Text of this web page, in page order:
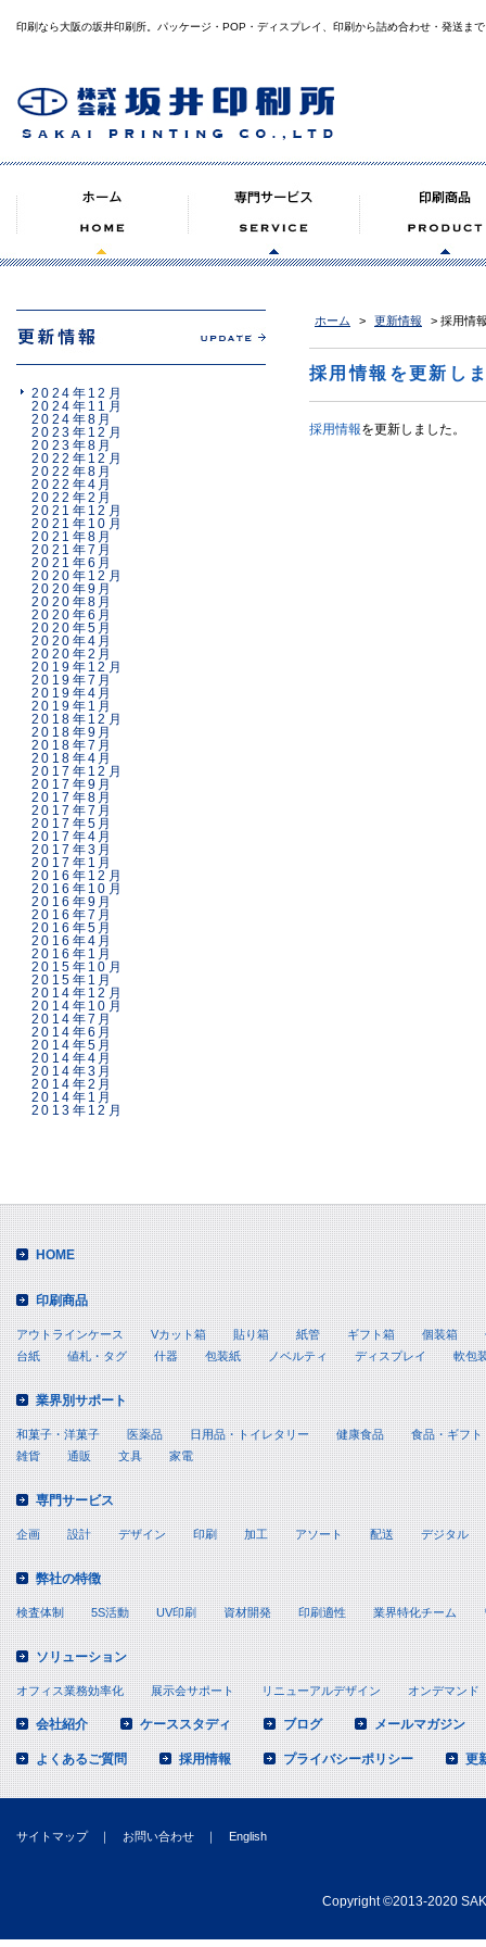
印刷なら大阪の坂井印刷所。パッケージ・POP・ディスプレイ、印刷から詰め合わせ・発送ま
2024年12月
2024年11月
2024年8月
2023年12月
2023年8月
2022年12月
2022年8月
2022年4月
2022年2月
2021年12月
2021年10月
2021年8月
2021年7月
2021年6月
2020年12月
2020年9月
2020年8月
2020年6月
2020年5月
2020年4月
2020年2月
2019年12月
2019年7月
2019年4月
2019年1月
2018年12月
2018年9月
2018年7月
2018年4月
2017年12月
2017年9月
2017年8月
2017年7月
2017年5月
2017年4月
2017年3月
2017年1月
2016年12月
2016年10月
2016年9月
2016年7月
2016年5月
2016年4月
2016年1月
2015年10月
2015年1月
2014年12月
2014年10月
2014年7月
2014年6月
2014年5月
2014年4月
2014年3月
2014年2月
2014年1月
2013年12月
ホーム > 更新情報 > 採用情
採用情報を更新し
採用情報を更新しました。
HOME
印刷商品
アウトラインケース Vカット箱 貼り箱 紙管 ギフト箱 個装箱
台紙
値札・タグ 什器 包装紙 ノベルティ ディスプレイ 軟包
業界別サポート
和菓子・洋菓子 医薬品 日用品・トイレタリー 健康食品
食品・ギフト
雑貨
通販 文具 家電
専門サービス
企画 設計 デザイン 印刷 加工 アソート 配送 デジタル
弊社の特徴
検査体制 5S活動 UV印刷 資材開発 印刷適性 業界特化チーム
ソリューション
オフィス業務効率化 展示会サポート リニューアルデザイン オンデマンド
会社紹介 ケーススタディ ブログ メールマガジン
よくあるご質問 採用情報 プライバシーポリシー 更
サイトマップ ｜ お問い合わせ ｜ English
Copyright©2013-2020